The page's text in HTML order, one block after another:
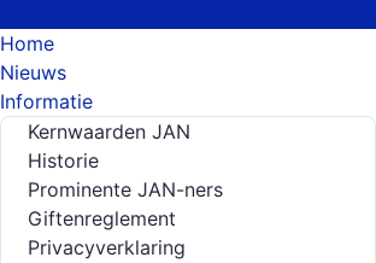
Home
Nieuws
Informatie
Kernwaarden JAN
Historie
Prominente JAN-ners
Giftenreglement
Privacyverklaring